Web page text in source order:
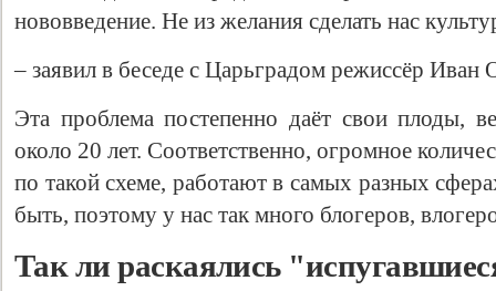
нововведение. Не из желания сделать нас
– заявил в беседе с Царьградом режиссёр Иван
Эта проблема постепенно даёт свои плоды,
около 20 лет. Соответственно, огромное
по такой схеме, работают в самых разных
быть, поэтому у нас так много блогеров,
Так ли раскаялись